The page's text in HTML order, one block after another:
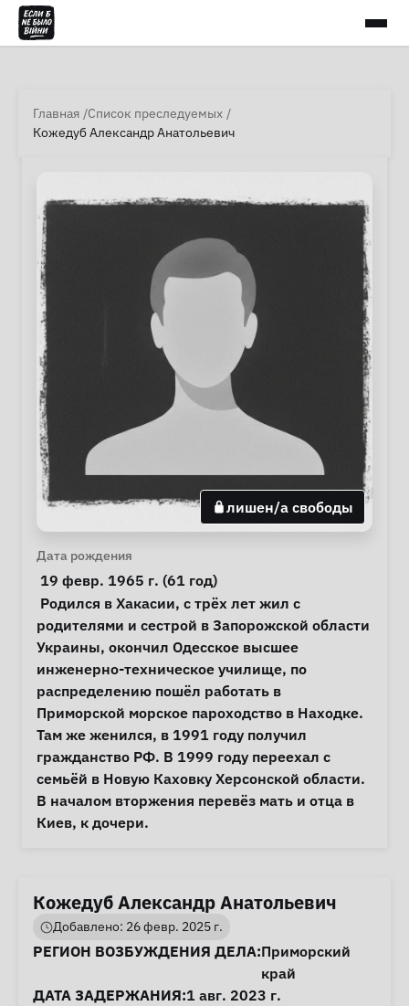
Главная Список преследуемых
Кожедуб Александр Анатольевич
лишен/а свободы
Личная информация
Дата рождения
19 февр. 1965 г. (61 год)
Примечания
родителями и сестрой в Запорожской области
Украины, окончил Одесское высшее
инженерно-техническое училище, по
распределению пошёл работать в
Приморской морское пароходство в Находке.
Там же женился, в 1991 году получил
гражданство РФ. В 1999 году переехал с
семьёй в Новую Каховку Херсонской области.
В началом вторжения перевёз мать и отца в
Киев, к дочери.
Кожедуб Александр Анатольевич
Добавлено: 26 февр. 2025 г.
Информация о деле
РЕГИОН ВОЗБУЖДЕНИЯ ДЕЛА:Приморский
край
ДАТА ЗАДЕРЖАНИЯ:1 авг. 2023 г.